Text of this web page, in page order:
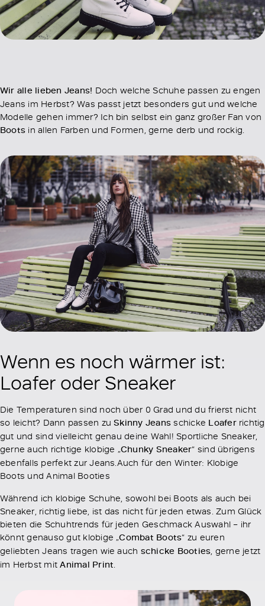
Wir alle lieben Jeans! Doch welche Schuhe passen zu engen
Jeans im Herbst? Was passt jetzt besonders gut und welche
Modelle gehen immer? Ich bin selbst ein ganz großer Fan von
Boots in allen Farben und Formen, gerne derb und rockig.
Wenn es noch wärmer ist:
Loafer oder Sneaker
Die Temperaturen sind noch über 0 Grad und du frierst nicht
so leicht? Dann passen zuSkinny Jeans schicke Loaferrichtig
gut und sind vielleicht genau deine Wahl! Sportliche Sneaker,
gerne auch richtige klobige „Chunky Sneaker“ sind übrigens
ebenfalls perfekt zur Jeans.Auch für den Winter: Klobige
Boots und Animal Booties
Während ich klobige Schuhe, sowohl bei Boots als auch bei
Sneaker, richtig liebe, ist das nicht für jeden etwas. Zum Glück
bieten die Schuhtrends für jeden Geschmack Auswahl – ihr
könnt genauso gut klobige „Combat Boots“ zu euren
geliebten Jeans tragen wie auch schicke Booties, gerne jetzt
im Herbst mitAnimal Print.